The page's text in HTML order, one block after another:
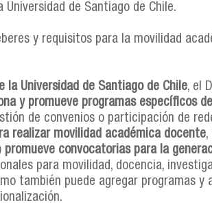
de Santiago de Chile.
y requisitos para la movilidad
la Universidad de Santiago de Chile, el
y promueve programas específicos
de convenios o participación de
realizar movilidad académica docente,
promueve convocatorias para la
para movilidad, docencia,
también puede agregar programas